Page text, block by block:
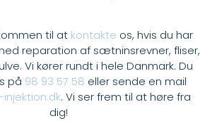
til at kontakte os, hvis du har
reparation af sætninsrevner, fliser,
Vi kører rundt i hele Danmark. Du
på 98 93 57 58 eller sende en mail
. Vi ser frem til at høre fra
dig!